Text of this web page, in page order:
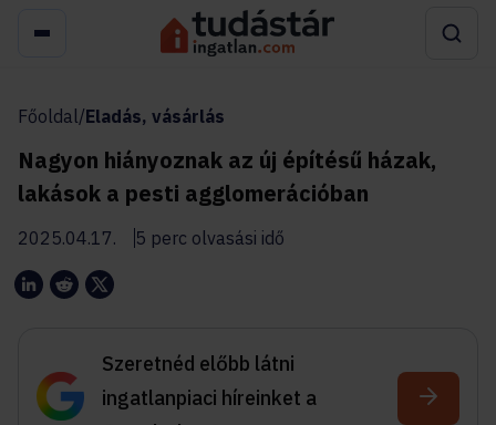
Főoldal/Eladás, vásárlás
Nagyon hiányoznak az új építésű házak,
lakások a pesti agglomerációban
2025.04.17. 5 perc olvasási idő
Szeretnéd előbb látni
ingatlanpiaci híreinket a